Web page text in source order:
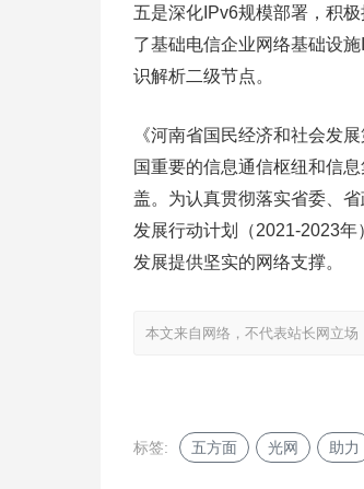
五是深化IPv6规模部署，积
了基础电信企业网络基础设
识解析二级节点。
《河南省国民经济和社会发
国重要的信息通信枢纽和信
盖。为认真贯彻落实省委、
发展行动计划（2021-2023年
发展提供坚实的网络支撑。
本文来自网络，不代表站长网立场
标签: 五方面 光网 助力